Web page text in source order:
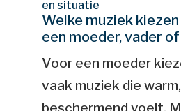
en situatie
Welke muziek
een moeder, vader
Voor een moeder
vaak muziek die